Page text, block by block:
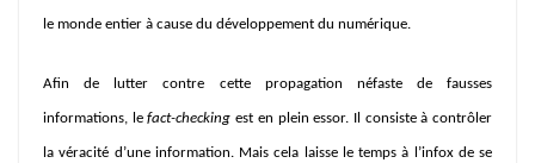
le monde entier à cause du développement du numérique.
Afin de lutter contre cette propagation néfaste de fausses
informations, lefact-checking est en plein essor. Il consiste à contrôler
la véracité d’une information. Mais cela laisse le temps à l’infox de se